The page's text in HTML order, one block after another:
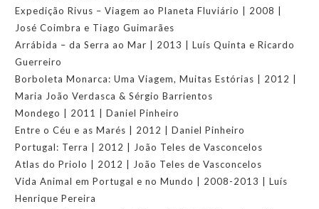
Expedição Rivus – Viagem ao Planeta Fluviário | 2008 |
José Coimbra e Tiago Guimarães
Arrábida – da Serra ao Mar | 2013 | Luís Quinta e Ricardo
Guerreiro
Borboleta Monarca: Uma Viagem, Muitas Estórias | 2012 |
Maria João Verdasca & Sérgio Barrientos
Mondego | 2011 | Daniel Pinheiro
Entre o Céu e as Marés | 2012 | Daniel Pinheiro
Portugal: Terra | 2012 | João Teles de Vasconcelos
Atlas do Priolo | 2012 | João Teles de Vasconcelos
Vida Animal em Portugal e no Mundo | 2008-2013 | Luís
Henrique Pereira